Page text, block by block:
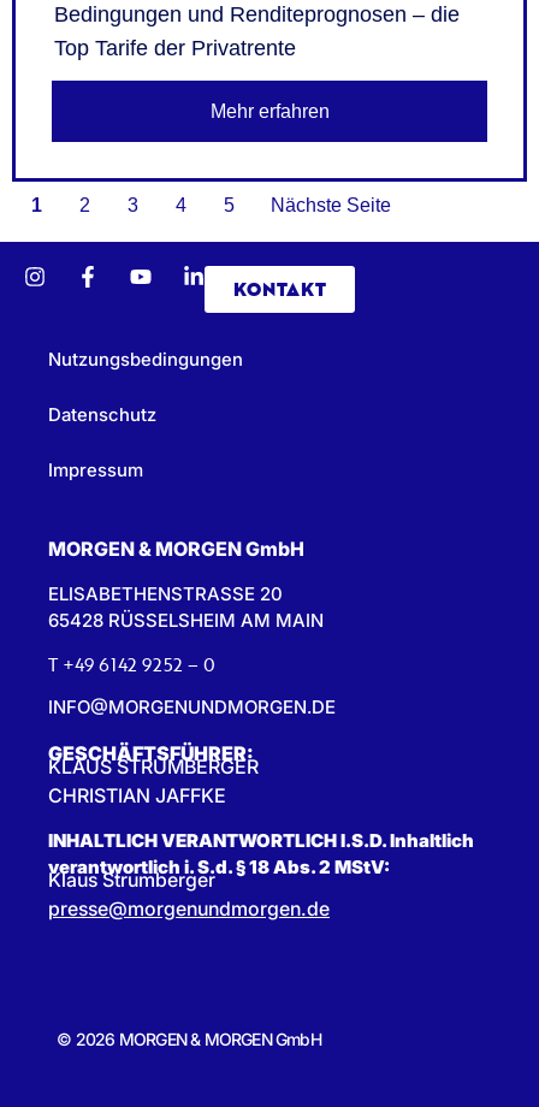
Bedingungen und Renditeprognosen – die
Top Tarife der Privatrente
Mehr erfahren
1 2 3 4 5 Nächste Seite
KONTAKT
Nutzungsbedingungen
Datenschutz
Impressum
MORGEN & MORGEN GmbH
ELISABETHENSTRASSE 20
65428 RÜSSELSHEIM AM MAIN
T +49 6142 9252 – 0
INFO@MORGENUNDMORGEN.DE
GESCHÄFTSFÜHRER:
KLAUS STRUMBERGER
CHRISTIAN JAFFKE
INHALTLICH VERANTWORTLICH I.S.D. Inhaltlich
verantwortlich i. S.d. § 18 Abs. 2 MStV:
Klaus Strumberger
presse@morgenundmorgen.de
© 2026 MORGEN & MORGEN GmbH